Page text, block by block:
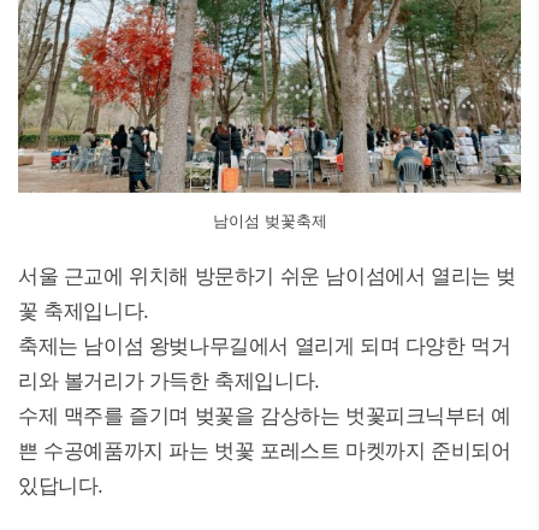
남이섬 벚꽃축제
서울 근교에 위치해 방문하기 쉬운 남이섬에서 열리는 벚
꽃 축제입니다.
축제는 남이섬 왕벚나무길에서 열리게 되며 다양한 먹거
리와 볼거리가 가득한 축제입니다.
수제 맥주를 즐기며 벚꽃을 감상하는 벗꽃피크닉부터 예
쁜 수공예품까지 파는 벗꽃 포레스트 마켓까지 준비되어
있답니다.